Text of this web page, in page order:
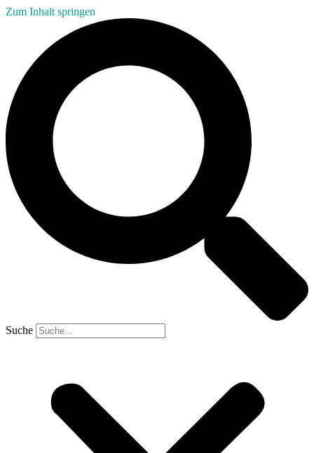
Zum Inhalt springen
Suche